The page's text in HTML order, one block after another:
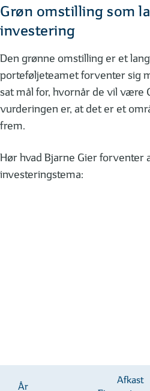
Grøn omstilling som
investering
Den grønne omstilling er et
porteføljeteamet forventer sig
sat mål for, hvornår de vil være
vurderingen er, at det er et
frem.
Hør hvad Bjarne Gier forventer
investeringstema:
År
Afkast